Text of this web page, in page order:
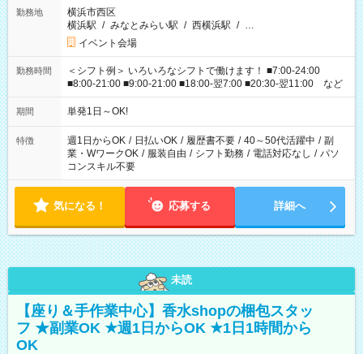
勤務地
横浜市西区
横浜駅 / みなとみらい駅 / 西横浜駅 / …
イベント会場
勤務時間
＜シフト例＞ いろいろなシフトで働けます！ ■7:00-24:00
■8:00-21:00 ■9:00-21:00 ■18:00-翌7:00 ■20:30-翌11:00 など
期間 単発1日～OK!
特徴 週1日からOK / 日払いOK / 履歴書不要 / 40～50代活躍中 / 副
業・WワークOK / 服装自由 / シフト勤務 / 電話対応なし / パソ
コンスキル不要
気になる！ 応募する 詳細へ
未読
【座り＆手作業中心】香水shopの梱包スタッ
フ ★副業OK ★週1日からOK ★1日1時間から
OK